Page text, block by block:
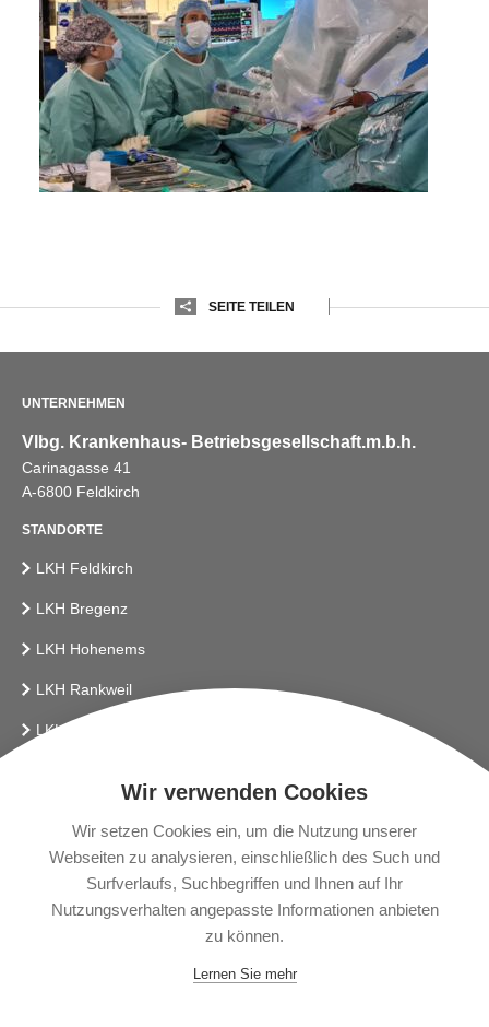
Wir verwenden Cookies
Wir setzen Cookies ein, um die Nutzung unserer
Webseiten zu analysieren, einschließlich des Such und
Surfverlaufs, Suchbegriffen und Ihnen auf Ihr
Nutzungsverhalten angepasste Informationen anbieten
zu können.
Lernen Sie mehr
SEITE TEILEN
UNTERNEHMEN
Vlbg. Krankenhaus- Betriebsgesellschaft.m.b.h.
Carinagasse 41
A-6800 Feldkirch
STANDORTE
LKH Feldkirch
LKH Bregenz
LKH Hohenems
LKH Rankweil
LKH Bludenz
Presse
Gendering